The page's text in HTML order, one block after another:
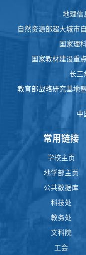
地理信
自然资源部超大城市
国家理
国家教材建设重
长三
教育部战略研究基地
中
常用链接
学校主页
地学部主页
公共数据库
科技处
教务处
文科院
工会